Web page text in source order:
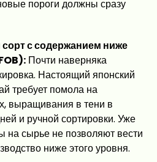
пороги должны сразу
с содержанием ниже
Почти наверняка
Настоящий японский
требует помола на
выращивания в тени в
и ручной сортировки. Уже
на сырье не позволяют вести
ниже этого уровня.